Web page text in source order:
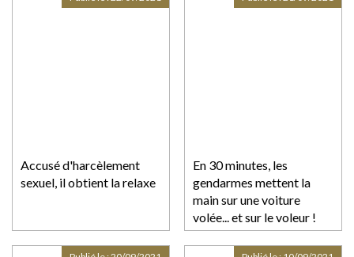
Accusé d'harcèlement
sexuel, il obtient la relaxe
En 30 minutes, les
gendarmes mettent la
main sur une voiture
volée... et sur le voleur !